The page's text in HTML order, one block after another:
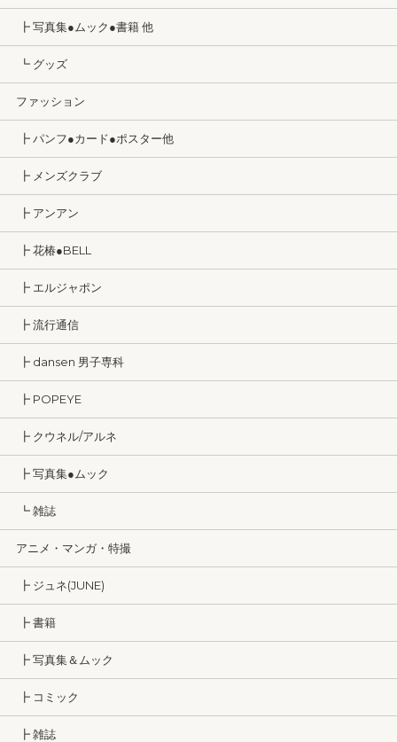
┣ 写真集●ムック●書籍 他
┗ グッズ
ファッション
┣ パンフ●カード●ポスター他
┣ メンズクラブ
┣ アンアン
┣ 花椿●BELL
┣ エルジャポン
┣ 流行通信
┣ dansen 男子専科
┣ POPEYE
┣ クウネル/アルネ
┣ 写真集●ムック
┗ 雑誌
アニメ・マンガ・特撮
┣ ジュネ(JUNE)
┣ 書籍
┣ 写真集＆ムック
┣ コミック
┣ 雑誌